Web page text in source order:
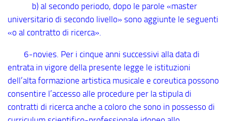
b) al secondo periodo, dopo le parole «master
universitario di secondo livello» sono aggiunte le seguenti
«o al contratto di ricerca».
6-novies . Per i cinque anni successivi alla data di
entrata in vigore della presente legge le istituzioni
dell’alta formazione artistica musicale e coreutica possono
consentire l’accesso alle procedure per la stipula di
contratti di ricerca anche a coloro che sono in possesso di